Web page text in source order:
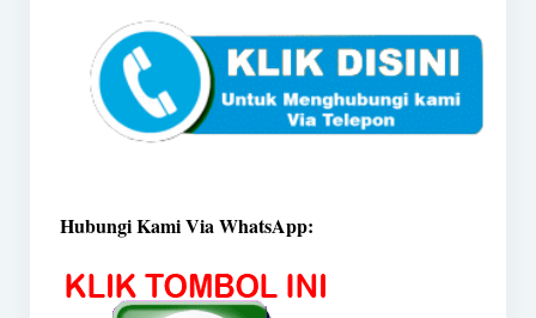
Hubungi Kami Via WhatsApp: